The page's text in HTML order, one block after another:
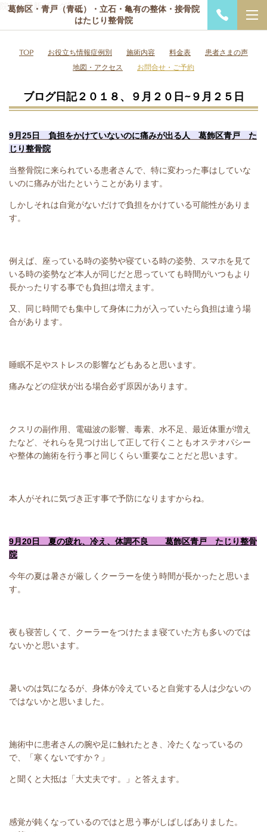
院長の最新ブログ日記
葛飾区・青戸（青砥）・立石・亀有の整体・接骨院
はたじり整骨院
TOP お役立ち情報症例別 施術内容 料金表
患者さまの声
地図・アクセス
お問合せ・ご予約
ブログ日記２０１８、９月２０日~９月２５日
9月25日 負担をかけていないのに痛みが出る人 葛飾区青戸 た
じり整骨院
当整骨院に来られている患者さんで、特に変わった事はしていな
いのに痛みが出たということがあります。
しかしそれは自覚がないだけで負担をかけている可能性がありま
す。
例えば、座っている時の姿勢や寝ている時の姿勢、スマホを見て
いる時の姿勢など本人が同じだと思っていても時間がいつもより
長かったりする事でも負担は増えます。
又、同じ時間でも集中して身体に力が入っていたら負担は違う場
合があります。
睡眠不足やストレスの影響などもあると思います。
痛みなどの症状が出る場合必ず原因があります。
クスリの副作用、電磁波の影響、毒素、水不足、最近体重が増え
たなど、それらを見つけ出して正して行くこともオステオパシー
や整体の施術を行う事と同じくらい重要なことだと思います。
本人がそれに気づき正す事で予防になりますからね。
9月20日 夏の疲れ、冷え、体調不良 葛飾区青戸 たじり整骨
院
今年の夏は暑さが厳しくクーラーを使う時間が長かったと思いま
す。
夜も寝苦しくて、クーラーをつけたまま寝ていた方も多いのでは
ないかと思います。
暑いのは気になるが、身体が冷えていると自覚する人は少ないの
ではないかと思いました。
施術中に患者さんの腕や足に触れたとき、冷たくなっているの
で、「寒くないですか？」
と聞くと大抵は「大丈夫です。」と答えます。
感覚が鈍くなっているのではと思う事がしばしばありました。